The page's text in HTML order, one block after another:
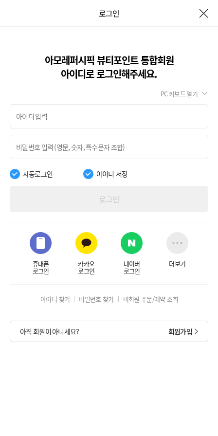
로그인
아모레퍼시픽 뷰티포인트 통합회원
아이디로 로그인해주세요.
PC 키보드 열기
자동로그인 아이디 저장
로그인
휴대폰
로그인
카카오
로그인
네이버
로그인
더보기
아이디 찾기 비밀번호 찾기 비회원 주문/예약 조회
아직 회원이 아니세요? 회원가입